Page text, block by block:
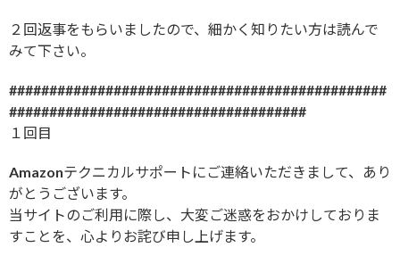
２回返事をもらいましたので、細かく知りたい方は読んで
みて下さい。
###############################################
#####################################
１回目
Amazonテクニカルサポートにご連絡いただきまして、あり
がとうございます。
当サイトのご利用に際し、大変ご迷惑をおかけしておりま
すことを、心よりお詫び申し上げます。